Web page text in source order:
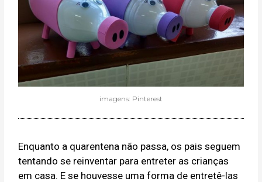
imagens: Pinterest
Enquanto a quarentena não passa, os pais seguem
tentando se reinventar para entreter as crianças
em casa. E se houvesse uma forma de entretê-las